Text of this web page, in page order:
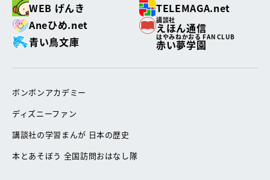
WEB げんき
TELEMAGA.net
Aneひめ.net
講談社
えほん通信
青い鳥文庫
はやみねかおる FAN CLUB
赤い夢学園
ボンボンアカデミー
ディズニーファン
講談社の学習まんが 日本の歴史
本とあそぼう 全国訪問おはなし隊